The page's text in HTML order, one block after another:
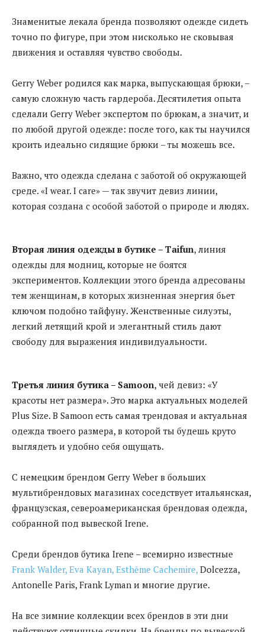
Знаменитые лекала бренда позволяют одежде сидеть
точно по фигуре, при этом нисколько не сковывая
движения и оставляя чувство свободы.
Gerry Weber родился как марка, выпускающая брюки, –
самую сложную часть гардероба. Десятилетия опыта
сделали Gerry Weber экспертом по брюкам, а значит, и
по любой другой одежде: после того, как ты научился
кроить идеально сидящие брюки – ты можешь все.
Важно, что одежда сделана с заботой об окружающей
среде. «I wear. I care» — так звучит девиз линии,
которая создана с особой заботой о природе и людях.
Вторая линия одежды в бутике – Taifun, линия
одежды для модниц, которые не боятся
экспериментов. Коллекции этого бренда адресованы
тем женщинам, в которых жизненная энергия бьет
ключом подобно тайфуну. Женственные силуэты,
легкий летящий крой и элегантный стиль дают
свободу для выражения индивидуальности.
Третья линия бутика – Samoon, чей девиз: «У
красоты нет размера». Это марка актуальных моделей
Plus Size. В Samoon есть самая трендовая и актуальная
одежда твоего размера, в которой ты будешь круто
выглядеть и удобно себя ощущать.
С немецким брендом Gerry Weber в больших
мультибрендовых магазинах соседствует итальянская,
французская, североамериканская брендовая одежда,
собранной под вывеской Irene.
Среди брендов бутика Irene – всемирно известные
Frank Walder, Eva Kayan, Esthēme Cachemire, Dolcezza,
Antonelle Paris, Frank Lyman и многие другие.
На все зимние коллекции всех брендов в эти дни